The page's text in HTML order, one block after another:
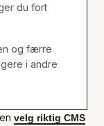
du fort
og færre
i andre
velg riktig CMS